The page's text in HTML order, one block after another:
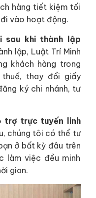
hàng tiết kiệm tối
vào hoạt động.
khi thành lập
lập, Luật Trí Minh
khách hàng trong
thay đổi giấy
ký chi nhánh, tư
trợ trực tuyến linh
chúng tôi có thể tư
ở bất kỳ đâu trên
làm việc đều minh
gian.